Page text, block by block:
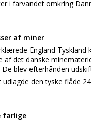
i farvandet omkring
af miner
England
af det danske
blev efterhånden
udlagde den tyske flåde
farlige